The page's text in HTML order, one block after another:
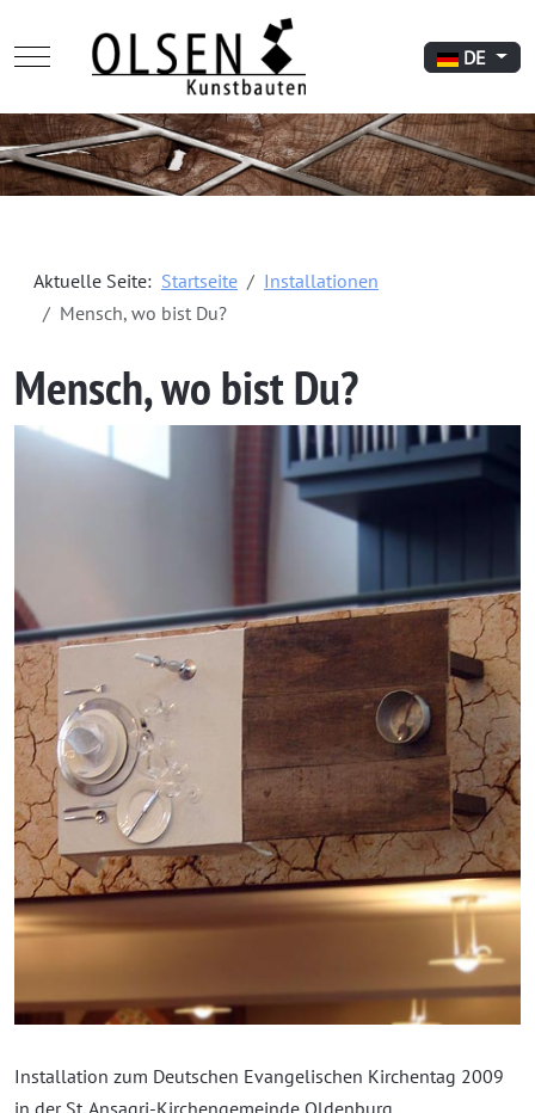
Mobile Menu Toggle Sprache
DE
Aktuelle Seite: Startseite
Installationen
Mensch, wo bist Du?
Mensch, wo bist Du?
Installation zum Deutschen Evangelischen Kirchentag 2009